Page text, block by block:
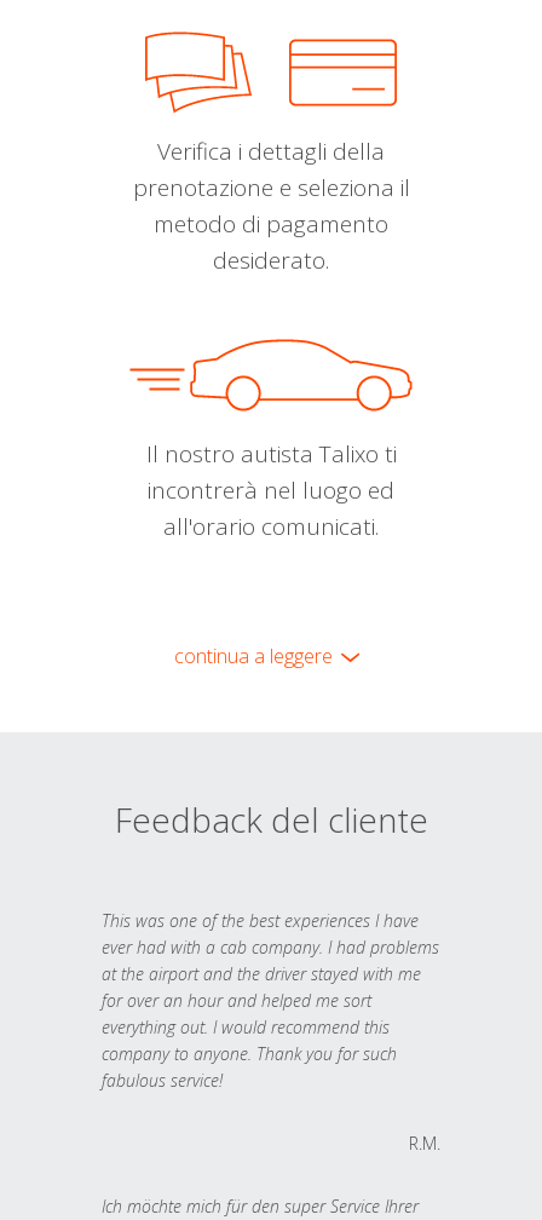
Verifica i dettagli della
prenotazione e seleziona il
metodo di pagamento
desiderato.
Il nostro autista Talixo ti
incontrerà nel luogo ed
all'orario comunicati.
continua a leggere
Feedback del cliente
This was one of the best experiences I have
ever had with a cab company. I had problems
at the airport and the driver stayed with me
for over an hour and helped me sort
everything out. I would recommend this
company to anyone. Thank you for such
fabulous service!
R.M.
Ich möchte mich für den super Service Ihrer